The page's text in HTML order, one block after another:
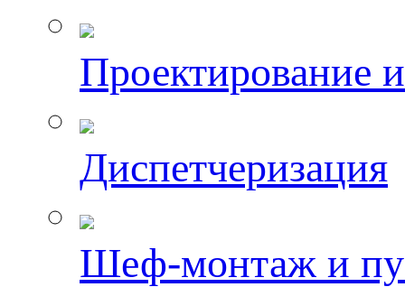
Проектирование
Диспетчеризация
Шеф-монтаж и